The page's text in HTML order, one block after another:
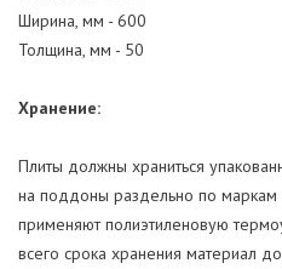
Ширина, мм - 600
Толщина, мм - 50
Хранение:
Плиты должны храниться
на поддоны раздельно по маркам
применяют полиэтиленовую
всего срока хранения материал